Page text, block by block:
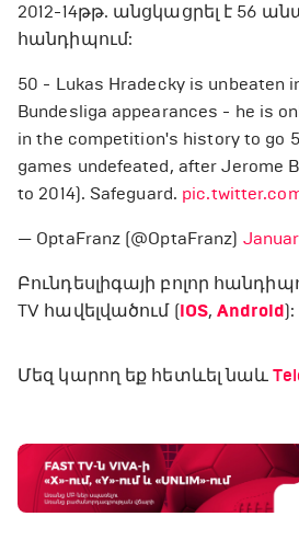
2012-14թթ. անցկացրել է 56
հանդիպում:
50 - Lukas Hradecky is unbeaten
Bundesliga appearances - he is
in the competition's history to go
games undefeated, after Jerome
to 2014). Safeguard.
— OptaFranz (@OptaFranz)
Բունդեսլիգայի բոլոր
TV հավելվածում (iOS,Android):
Մեզ կարող եք հետևել նաև